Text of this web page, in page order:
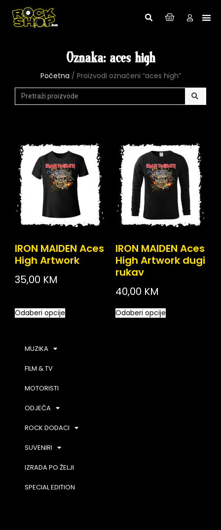
Oznaka: aces high
Početna / Proizvodi označeni “aces high”
IRON MAIDEN Aces
High Artwork
35,00 KM
Odaberi opcije
IRON MAIDEN Aces
High Artwork dugi
rukav
40,00 KM
Odaberi opcije
MUZIKA
FILM & TV
MOTORISTI
ODJEĆA
ROCK DODACI
SUVENIRI
IZRADA PO ŽELJI
SPECIAL EDITION